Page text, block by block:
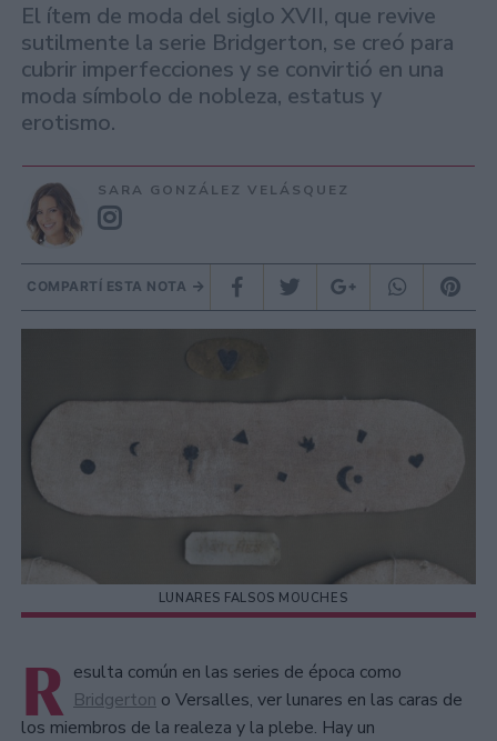
El ítem de moda del siglo XVII, que revive
sutilmente la serie Bridgerton, se creó para
cubrir imperfecciones y se convirtió en una
moda símbolo de nobleza, estatus y
erotismo.
SARA GONZÁLEZ VELÁSQUEZ
COMPARTÍ ESTA NOTA
LUNARES FALSOS MOUCHES
R esulta común en las series de época como
Bridgerton o Versalles, ver lunares en las caras de
los miembros de la realeza y la plebe. Hay un